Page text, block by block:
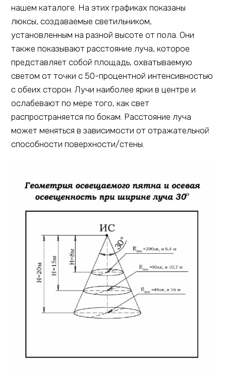
нашем каталоге. На этих графиках показаны
люксы, создаваемые светильником,
установленным на разной высоте от пола. Они
также показывают расстояние луча, которое
представляет собой площадь, охватываемую
светом от точки с 50-процентной интенсивностью
с обеих сторон. Лучи наиболее ярки в центре и
ослабевают по мере того, как свет
распространяется по бокам. Расстояние луча
может меняться в зависимости от отражательной
способности поверхности/стены.